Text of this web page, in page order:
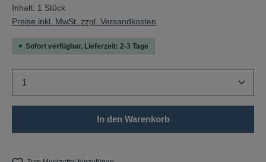
Inhalt: 1 Stück
Preise inkl. MwSt. zzgl. Versandkosten
Sofort verfügbar, Lieferzeit: 2-3 Tage
Produkt Anzahl: Gib den gewünschten Wert ein
In den Warenkorb